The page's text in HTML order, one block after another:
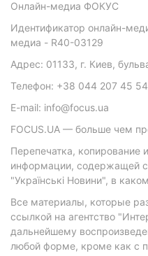
Онлайн-медиа ФОКУС
Идентификатор онлайн-
медиа - R40-03129
Адрес: 01133, г. Киев,
Телефон: +38 044 207 45 54
E-mail: info@focus.ua
FOCUS.UA — больше чем
Перепечатка, копирование
информации, содержащей
"Українські Новини", в
Все материалы, которые
ссылкой на агентство
дальнейшему
любой форме, кроме как с